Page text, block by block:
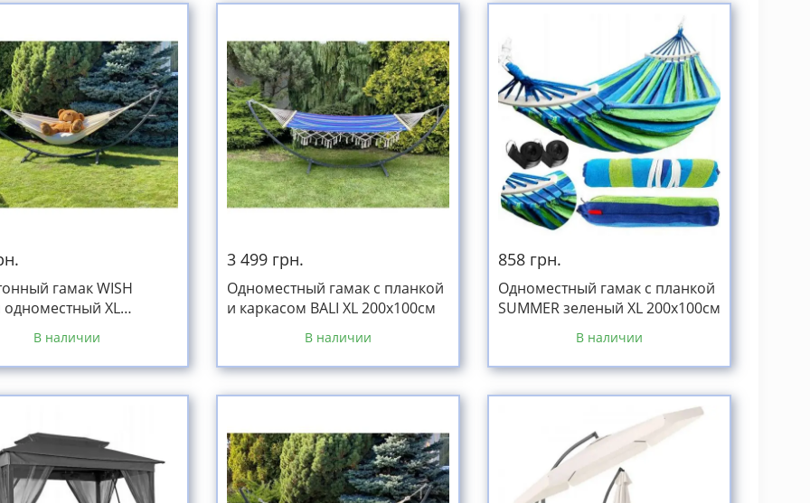
гамак WISH
XL
В наличии
3 499 грн.
Одноместный гамак с планкой
и каркасом BALI XL 200х100см
В наличии
858 грн.
Одноместный гамак с планкой
SUMMER зеленый XL 200х100см
В наличии